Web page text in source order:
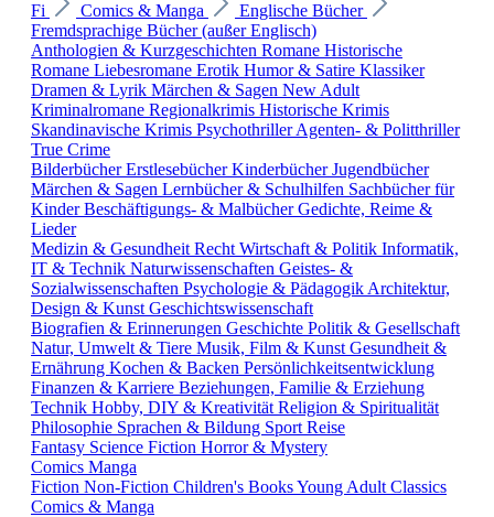
Fi
Comics & Manga
Englische Bücher
Fremdsprachige Bücher (außer Englisch)
Anthologien & Kurzgeschichten Romane Historische
Romane Liebesromane Erotik Humor & Satire Klassiker
Dramen & Lyrik Märchen & Sagen New Adult
Kriminalromane Regionalkrimis Historische Krimis
Skandinavische Krimis PsychothrillerAgenten- & Politthriller
True Crime
BilderbücherErstlesebücherKinderbücherJugendbücher
Märchen & Sagen Lernbücher & Schulhilfen Sachbücher für
KinderBeschäftigungs- & MalbücherGedichte, Reime &
Lieder
Medizin & Gesundheit Recht Wirtschaft & Politik Informatik,
IT & Technik Naturwissenschaften Geistes- &
Sozialwissenschaften Psychologie & Pädagogik Architektur,
Design & Kunst Geschichtswissenschaft
Biografien & Erinnerungen Geschichte Politik & Gesellschaft
Natur, Umwelt & Tiere Musik, Film & Kunst Gesundheit &
Ernährung Kochen & Backen Persönlichkeitsentwicklung
Finanzen & Karriere Beziehungen, Familie & Erziehung
Technik Hobby, DIY & Kreativität Religion & Spiritualität
Philosophie Sprachen & Bildung Sport Reise
Fantasy Science Fiction Horror & Mystery
Comics Manga
Fiction Non-Fiction Children's BooksYoung Adult Classics
Comics & Manga